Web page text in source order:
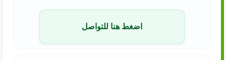
اضغط هنا للتواصل